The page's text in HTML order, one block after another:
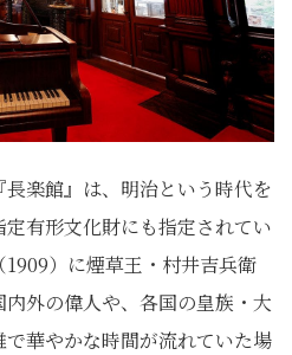
楽館』は、明治という時代を
有形文化財にも指定されてい
）に煙草王・村井吉兵衛
外の偉人や、各国の皇族・大
華やかな時間が流れていた場